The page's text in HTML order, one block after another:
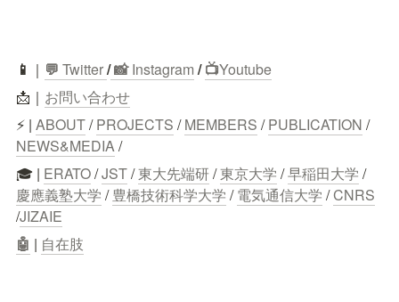
📱 ｜ 💬 Twitter/ 📸 Instagram / 📺Youtube
📩｜ お問い合わせ
⚡ | ABOUT / PROJECTS / MEMBERS / PUBLICATION /
NEWS&MEDIA /
🎓 | ERATO / JST / 東大先端研 / 東京大学 / 早稲田大学 /
慶應義塾大学 / 豊橋技術科学大学 / 電気通信大学 / CNRS
/JIZAIE
🤖 | 自在肢